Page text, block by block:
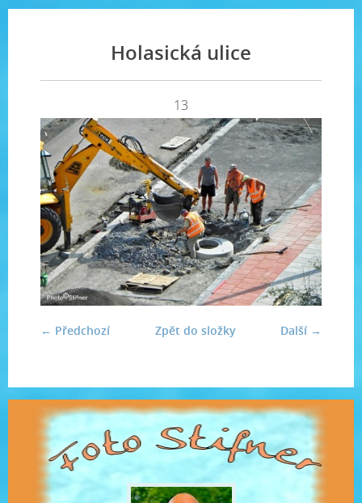
Holasická ulice
13
← Předchozí Další →
Zpět do složky